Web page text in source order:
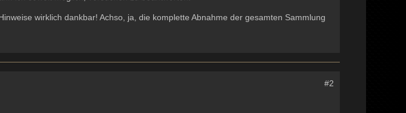
wirklich dankbar! Achso, ja, die komplette Abnahme der gesamten Sammlung
#2